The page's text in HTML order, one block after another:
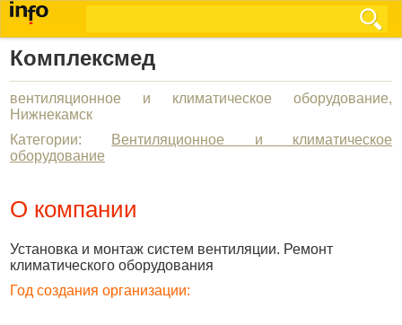
Комплексмед
вентиляционное и климатическое оборудование,
Нижнекамск
Категории: Вентиляционное и климатическое
оборудование
О компании
Установка и монтаж систем вентиляции. Ремонт
климатического оборудования
Год создания организации: